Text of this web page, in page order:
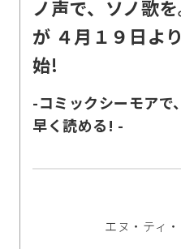
ノ声で、ソノ歌
が ４月１９日よ
始!
-コミックシーモアで
早く読める! -
エヌ・ティ